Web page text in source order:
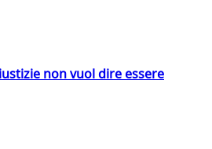
non vuol dire essere